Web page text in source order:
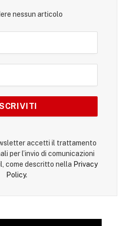
nessun articolo
accetti il trattamento
per l’invio di comunicazioni
come descritto nella Privacy
Policy.